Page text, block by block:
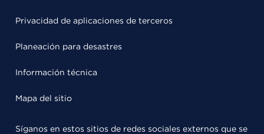
Privacidad de aplicaciones de terceros
Planeación para desastres
Información técnica
Mapa del sitio
Síganos en estos sitios de redes sociales externos que se